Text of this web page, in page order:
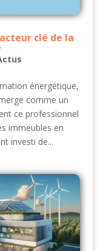
clé de la
énergétique,
comme un
ce professionnel
immeubles en
investi de...